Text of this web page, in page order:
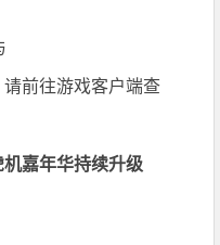
前往游戏客户端查
嘉年华持续升级